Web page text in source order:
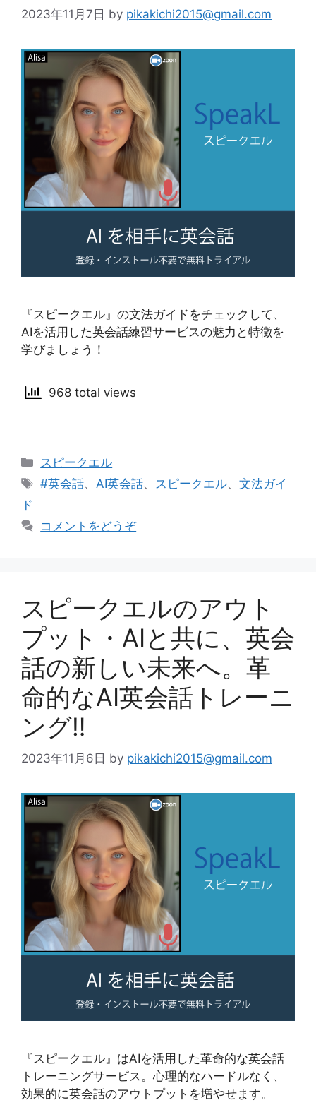
2023年11月7日 by pikakichi2015@gmail.com
『スピークエル』の文法ガイドをチェックして、
AIを活用した英会話練習サービスの魅力と特徴を
学びましょう！
968 total views
カ
テ
ー
スピークエル
タ
#英会話、AI英会話、 スピークエル、文法ガイ
ド
コメントをどうぞ
スピークエルのアウト
プット・AIと共に、英会
話の新しい未来へ。革
命的なAI英会話トレーニ
ング‼
2023年11月6日 by pikakichi2015@gmail.com
『スピークエル』はAIを活用した革命的な英会話
トレーニングサービス。心理的なハードルなく、
効果的に英会話のアウトプットを増やせます。